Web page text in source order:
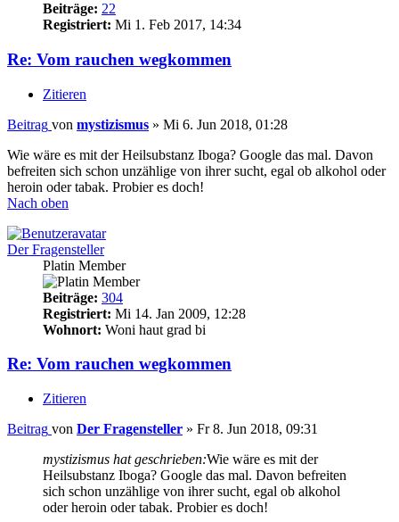
Beiträge: 22
Registriert: Mi 1. Feb 2017, 14:34
Re: Vom rauchen wegkommen
Zitieren
Beitrag von mystizismus » Mi 6. Jun 2018, 01:28
Wie wäre es mit der Heilsubstanz Iboga? Google das mal. Davon
befreiten sich schon unzählige von ihrer sucht, egal ob alkohol oder
heroin oder tabak. Probier es doch!
Nach oben
Der Fragensteller
Platin Member
Beiträge: 304
Registriert: Mi 14. Jan 2009, 12:28
Wohnort: Woni haut grad bi
Re: Vom rauchen wegkommen
Zitieren
Beitrag von Der Fragensteller » Fr 8. Jun 2018, 09:31
mystizismus hat geschrieben:Wie wäre es mit der
Heilsubstanz Iboga? Google das mal. Davon befreiten
sich schon unzählige von ihrer sucht, egal ob alkohol
oder heroin oder tabak. Probier es doch!